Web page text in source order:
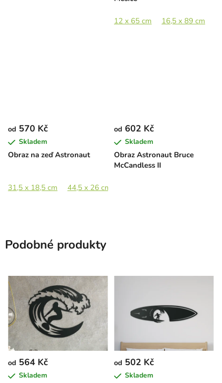
12 x 65 cm 16,5 x 89 cm
Obraz na zeď Astronaut
od 570 Kč
Skladem
31,5 x 18,5 cm 44,5 x 26 cm
Obraz Astronaut Bruce
McCandless II
od 602 Kč
Skladem
Podobné produkty
od 564 Kč
Skladem
od 502 Kč
Skladem